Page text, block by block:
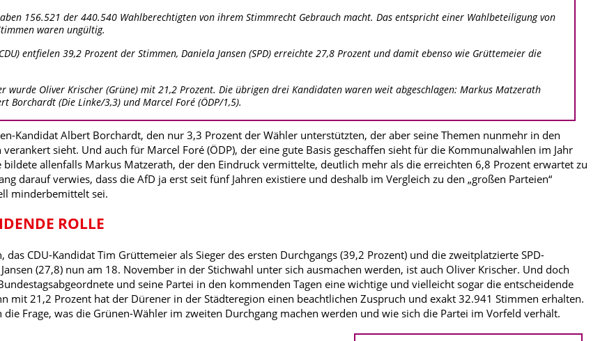
156.521 der 440.540 Wahlberechtigten von ihrem Stimmrecht Gebrauch macht. Das entspricht einer Wahlbeteiligung von
waren ungültig.
entfielen 39,2 Prozent der Stimmen, Daniela Jansen (SPD) erreichte 27,8 Prozent und damit ebenso wie Grüttemeier die
wurde Oliver Krischer (Grüne) mit 21,2 Prozent. Die übrigen drei Kandidaten waren weit abgeschlagen: Markus Matzerath
Borchardt (Die Linke/3,3) und Marcel Foré (ÖDP/1,5).
Kandidat Albert Borchardt, den nur 3,3 Prozent der Wähler unterstützten, der aber seine Themen nunmehr in den
sieht. Und auch für Marcel Foré (ÖDP), der eine gute Basis geschaffen sieht für die Kommunalwahlen im Jahr
bildete allenfalls Markus Matzerath, der den Eindruck vermittelte, deutlich mehr als die erreichten 6,8 Prozent erwartet zu
darauf verwies, dass die AfD ja erst seit fünf Jahren existiere und deshalb im Vergleich zu den „großen Parteien“
minderbemittelt sei.
ROLLE
das CDU-Kandidat Tim Grüttemeier als Sieger des ersten Durchgangs (39,2 Prozent) und die zweitplatzierte SPD-
(27,8) nun am 18. November in der Stichwahl unter sich ausmachen werden, ist auch Oliver Krischer. Und doch
und seine Partei in den kommenden Tagen eine wichtige und vielleicht sogar die entscheidende
mit 21,2 Prozent hat der Dürener in der Städteregion einen beachtlichen Zuspruch und exakt 32.941 Stimmen erhalten.
Frage, was die Grünen-Wähler im zweiten Durchgang machen werden und wie sich die Partei im Vorfeld verhält.